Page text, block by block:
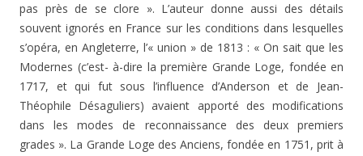
pas près de se clore ». L’auteur donne aussi des détails
souvent ignorés en Fran­ce sur les conditions dans lesquelles
s’opéra, en Angleterre, l’« union » de 1813 : « On sait que les
Modernes (c’est- à-dire la première Grande Loge, fondée en
1717, et qui fut sous l’influence d’Anderson et de Jean-
Théophile Dé­saguliers) avaient apporté des modifications
dans les mo­des de reconnaissance des deux premiers
grades ». La Grande Loge des Anciens, fondée en 1751, prit à